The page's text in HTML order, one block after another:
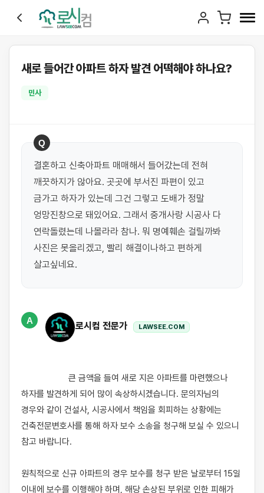
새로 들어간 아파트 하자 발견 어떡해야 하나요?
민사
Q
결혼하고 신축아파트 매매해서 들어갔는데 전혀
깨끗하지가 않아요. 곳곳에 부서진 파편이 있고
금가고 하자가 있는데 그건 그렇고 도배가 정말
엉망진창으로 돼있어요. 그래서 중개사랑 시공사 다
연락돌렸는데 나몰라라 참나. 뭐 명예훼손 걸릴까봐
사진은 못올리겠고, 빨리 해결이나하고 편하게
살고싶네요.
A
로시컴 전문가 LAWSEE.COM
하자를 발견하게 되어 많이 속상하시겠습니다. 문의자님의
경우와 같이 건설사, 시공사에서 책임을 회피하는 상황에는
건축전문변호사를 통해 하자 보수 소송을 청구해 보실 수 있으니
참고 바랍니다.
원칙적으로 신규 아파트의 경우 보수를 청구 받은 날로부터 15일
이내에 보수를 이행해야 하며, 해당 손상된 부위로 인한 피해가